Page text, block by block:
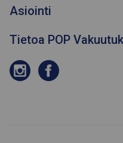
Asiointi
Tietoa POP